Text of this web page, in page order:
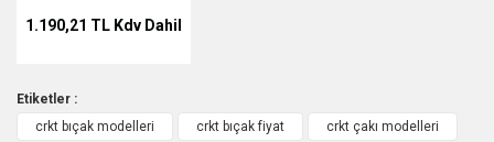
1.190,21 TL Kdv Dahil
Etiketler :
crkt bıçak modelleri
crkt bıçak fiyat crkt çakı modelleri